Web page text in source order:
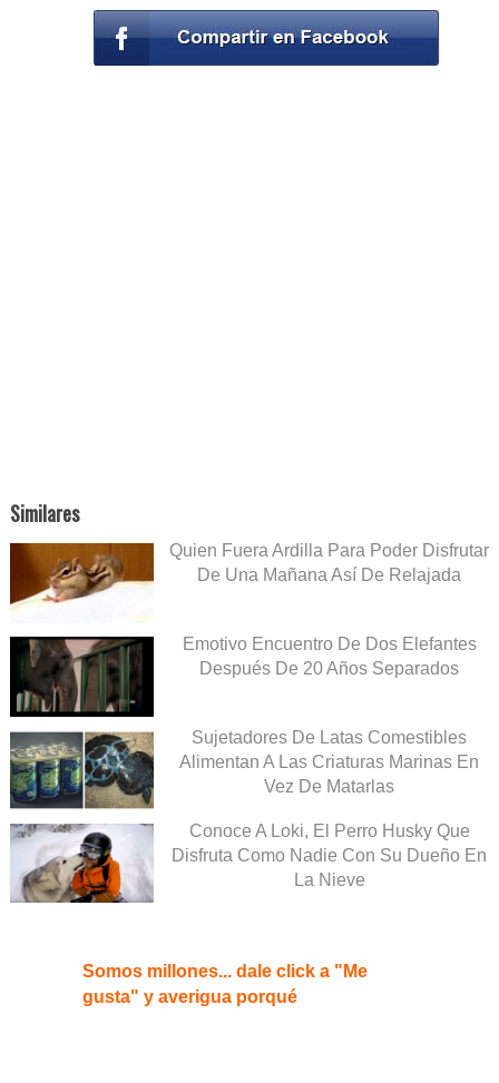
Similares
Quien Fuera Ardilla Para Poder Disfrutar
De Una Mañana Así De Relajada
Emotivo Encuentro De Dos Elefantes
Después De 20 Años Separados
Sujetadores De Latas Comestibles
Alimentan A Las Criaturas Marinas En
Vez De Matarlas
Conoce A Loki, El Perro Husky Que
Disfruta Como Nadie Con Su Dueño En
La Nieve
Somos millones... dale click a "Me
gusta" y averigua porqué